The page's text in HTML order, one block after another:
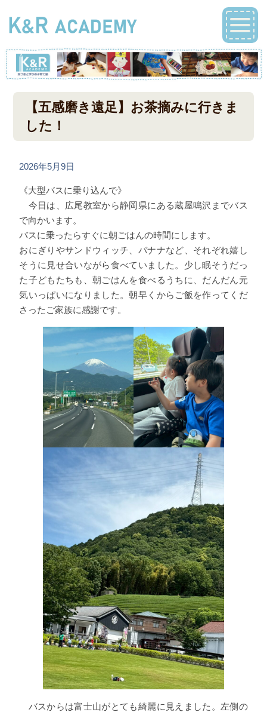
【五感磨き遠足】お茶摘みに行きま
した！
2026年5月9日
《大型バスに乗り込んで》
今日は、広尾教室から静岡県にある蔵屋鳴沢までバス
で向かいます。
バスに乗ったらすぐに朝ごはんの時間にします。
おにぎりやサンドウィッチ、バナナなど、それぞれ嬉し
そうに見せ合いながら食べていました。少し眠そうだっ
た子どもたちも、朝ごはんを食べるうちに、だんだん元
気いっぱいになりました。朝早くからご飯を作ってくだ
さったご家族に感謝です。
バスからは富士山がとても綺麗に見えました。左側の